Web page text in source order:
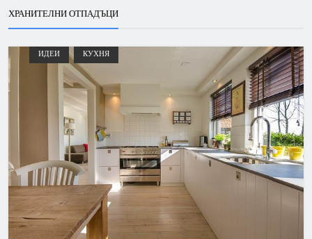
ХРАНИТЕЛНИ ОТПАДЪЦИ
ИДЕИ КУХНЯ